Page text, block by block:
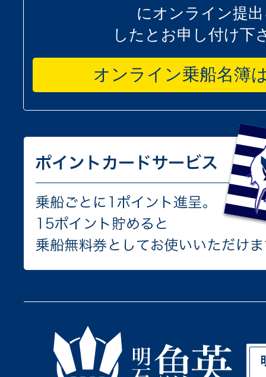
にオンライン提
したとお申し付け下
オンライン乗船名簿